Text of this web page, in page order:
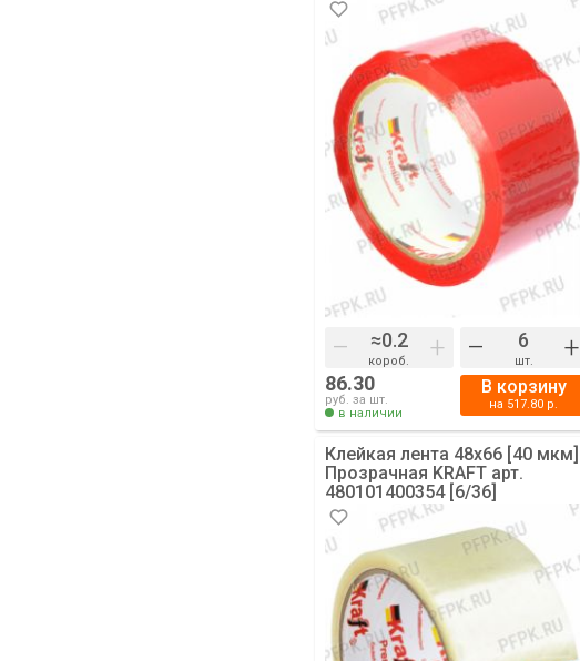
– короб. + – шт. +
86.30
руб. за шт.
в наличии
В корзину
на 517.80 р.
Клейкая лента 48х66 [40 мкм]
Прозрачная KRAFT арт.
480101400354 [6/36]